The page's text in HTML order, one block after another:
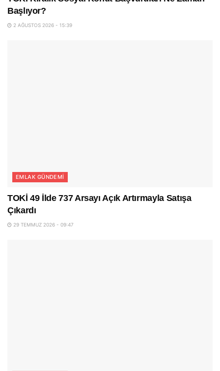
Başlıyor?
2 AĞUSTOS 2026 - 15:39
EMLAK GÜNDEMI
TOKİ 49 İlde 737 Arsayı Açık Artırmayla Satışa
Çıkardı
29 TEMMUZ 2026 - 09:47